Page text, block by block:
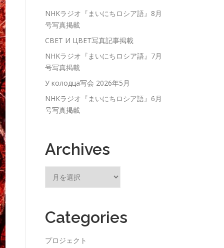
NHKラジオ『まいにちロシア語』8月
号写真掲載
СВЕТ И ЦВЕТ写真記事掲載
NHKラジオ『まいにちロシア語』7月
号写真掲載
У колодца写会 2026年5月
NHKラジオ『まいにちロシア語』6月
号写真掲載
Archives
ブ
Categories
プロジェクト